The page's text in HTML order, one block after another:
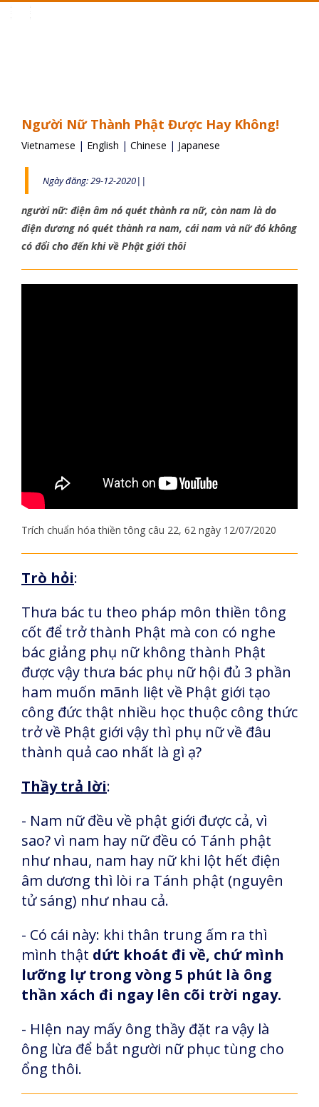
Người Nữ Thành Phật Được Hay Không!
Vietnamese | English | Chinese | Japanese
Ngày đăng: 29-12-2020||
người nữ: điện âm nó quét thành ra nữ, còn nam là do
điện dương nó quét thành ra nam, cái nam và nữ đó không
có đổi cho đến khi về Phật giới thôi
Trích chuẩn hóa thiền tông câu 22, 62 ngày 12/07/2020
Trò hỏi:
Thưa bác tu theo pháp môn thiền tông
cốt để trở thành Phật mà con có nghe
bác giảng phụ nữ không thành Phật
được vậy thưa bác phụ nữ hội đủ 3 phần
ham muốn mãnh liệt về Phật giới tạo
công đức thật nhiều học thuộc công thức
trở về Phật giới vậy thì phụ nữ về đâu
thành quả cao nhất là gì ạ?
Thầy trả lời:
- Nam nữ đều về phật giới được cả, vì
sao? vì nam hay nữ đều có Tánh phật
như nhau, nam hay nữ khi lột hết điện
âm dương thì lòi ra Tánh phật (nguyên
tử sáng) như nhau cả.
- Có cái này: khi thân trung ấm ra thì
mình thật dứt khoát đi về, chứ mình
lưỡng lự trong vòng 5 phút là ông
thần xách đi ngay lên cõi trời ngay.
- HIện nay mấy ông thầy đặt ra vậy là
ông lừa để bắt người nữ phục tùng cho
ổng thôi.